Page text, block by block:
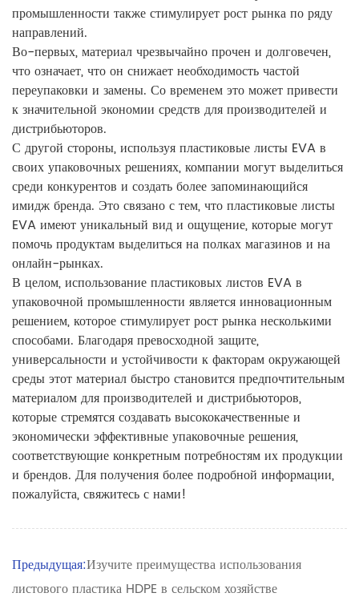
промышленности также стимулирует рост рынка по ряду
направлений.
Во-первых, материал чрезвычайно прочен и долговечен,
что означает, что он снижает необходимость частой
переупаковки и замены. Со временем это может привести
к значительной экономии средств для производителей и
дистрибьюторов.
С другой стороны, используя пластиковые листы EVA в
своих упаковочных решениях, компании могут выделиться
среди конкурентов и создать более запоминающийся
имидж бренда. Это связано с тем, что пластиковые листы
EVA имеют уникальный вид и ощущение, которые могут
помочь продуктам выделиться на полках магазинов и на
онлайн-рынках.
В целом, использование пластиковых листов EVA в
упаковочной промышленности является инновационным
решением, которое стимулирует рост рынка несколькими
способами. Благодаря превосходной защите,
универсальности и устойчивости к факторам окружающей
среды этот материал быстро становится предпочтительным
материалом для производителей и дистрибьюторов,
которые стремятся создавать высококачественные и
экономически эффективные упаковочные решения,
соответствующие конкретным потребностям их продукции
и брендов. Для получения более подробной информации,
пожалуйста, свяжитесь с нами!
Предыдущая:Изучите преимущества использования
листового пластика HDPE в сельском хозяйстве